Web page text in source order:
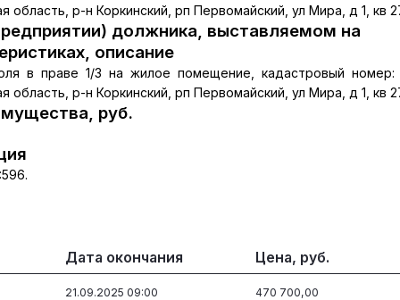
область, р-н Коркинский, рп Первомайский, ул Мира, д 1, кв
должника, выставляемом на
описание
в праве 1/3 на жилое помещение, кадастровый номер:
область, р-н Коркинский, рп Первомайский, ул Мира, д 1, кв
руб.
Дата окончания Цена, руб.
21.09.2025 09:00 470 700,00